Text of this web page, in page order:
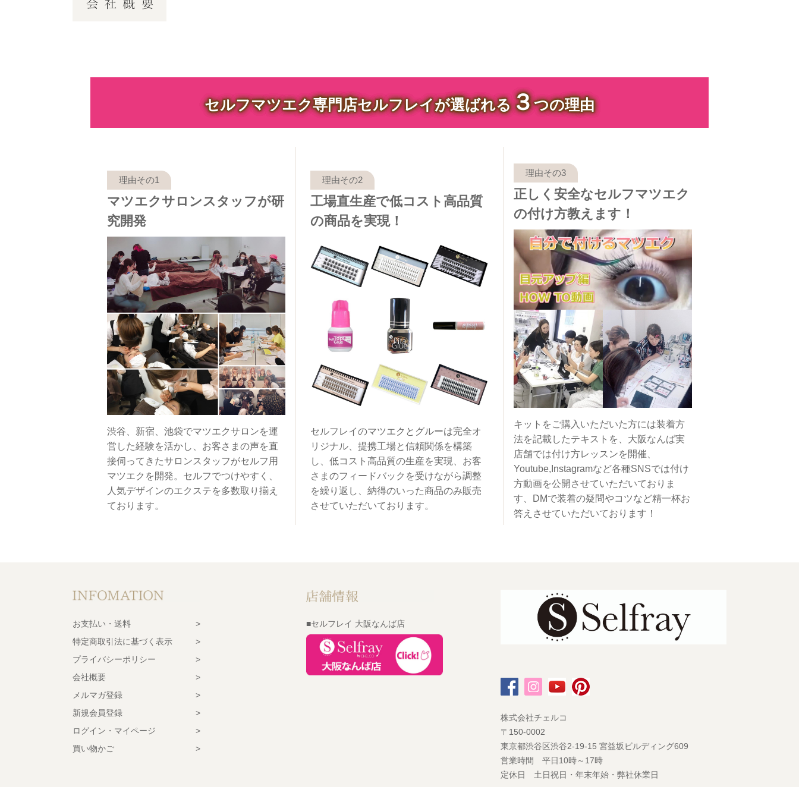
セルフマツエク専門店セルフレイが選ばれる３つの理由
マツエクサロンスタッフが研
究開発
渋谷、新宿、池袋でマツエクサロンを運
営した経験を活かし、お客さまの声を直
接伺ってきたサロンスタッフがセルフ用
マツエクを開発。セルフでつけやすく、
人気デザインのエクステを多数取り揃え
ております。
工場直生産で低コスト高品質
の商品を実現！
セルフレイのマツエクとグルーは完全オ
リジナル、提携工場と信頼関係を構築
し、低コスト高品質の生産を実現、お客
さまのフィードバックを受けながら調整
を繰り返し、納得のいった商品のみ販売
させていただいております。
正しく安全なセルフマツエク
の付け方教えます！
キットをご購入いただいた方には装着方
法を記載したテキストを、大阪なんば実
店舗では付け方レッスンを開催、
Youtube,Instagramなど各種SNSでは付け
方動画を公開させていただいておりま
す、DMで装着の疑問やコツなど精一杯お
答えさせていただいております！
お支払い・送料
特定商取引法に基づく表示
プライバシーポリシー
会社概要
メルマガ登録
新規会員登録
ログイン・マイページ
買い物かご
■セルフレイ 大阪なんば店
株式会社チェルコ
〒150-0002
東京都渋谷区渋谷2-19-15 宮益坂ビルディング609
営業時間 平日10時～17時
定休日 土日祝日・年末年始・弊社休業日